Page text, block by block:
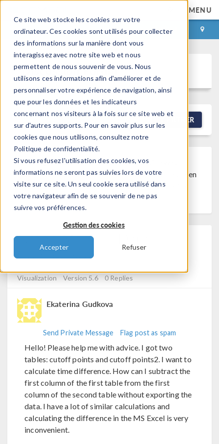
Ce site web stocke les cookies sur votre
ordinateur. Ces cookies sont utilisés pour collecter
des informations sur la manière dont vous
interagissez avec notre site web et nous
permettent de nous souvenir de vous. Nous
utilisons ces informations afin d'améliorer et de
personnaliser votre expérience de navigation, ainsi
que pour les données et les indicateurs
concernant nos visiteurs à la fois sur ce site web et
sur d'autres supports. Pour en savoir plus sur les
cookies que nous utilisons, consultez notre
Politique de confidentialité.
Si vous refusez l'utilisation des cookies, vos
informations ne seront pas suivies lors de votre
visite sur ce site. Un seul cookie sera utilisé dans
votre navigateur afin de se souvenir de ne pas
suivre vos préférences.
Gestion des cookies
Accepter Refuser
MENU
CONNEXION CONTACT
Discussion Forum
FILTRER
Discussion ClosedThis discussion was
created more than 6 months ago and has been
closed. To start a new discussion with a link
back to this one, click here.
Graph Markers Data
Comparison
Visualization
Version 5.6 0 Replies
Ekaterina Gudkova
Send Private Message Flag post as spam
Hello! Please help me with advice. I got two
tables: cutoff points and cutoff points2. I want to
calculate time difference. How can I subtract the
first column of the first table from the first
column of the second table without exporting the
data. I have a lot of similar calculations and
calculating the difference in the MS Excel is very
inconvenient.